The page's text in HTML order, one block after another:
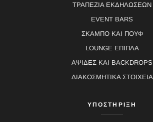
ΤΡΑΠΕΖΙΑ ΕΚΔΗΛΩΣΕΩΝ
EVENT BARS
ΣΚΑΜΠΟ ΚΑΙ ΠΟΥΦ
LOUNGE ΕΠΙΠΛΑ
ΑΨΙΔΕΣ ΚΑΙ BACKDROPS
ΔΙΑΚΟΣΜΗΤΙΚΑ ΣΤΟΙΧΕΙΑ
ΥΠΟΣΤΗΡΙΞΗ